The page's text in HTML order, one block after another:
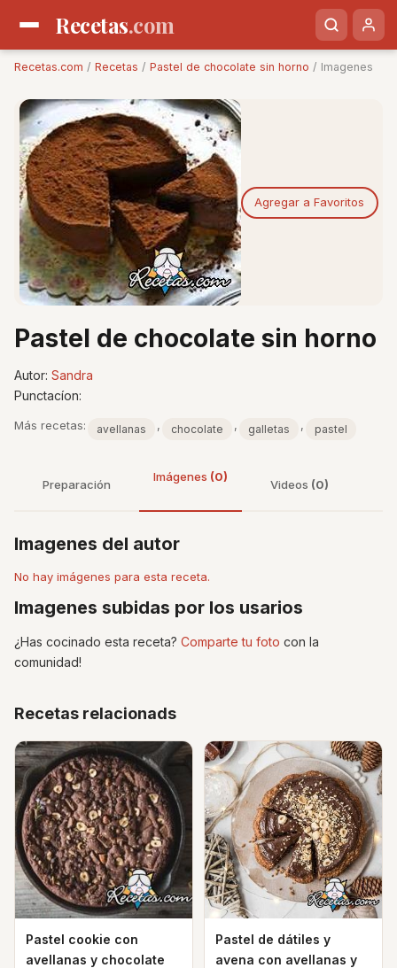
Recetas.com
Recetas.com / Recetas / Pastel de chocolate sin horno / Imagenes
Agregar a Favoritos
Pastel de chocolate sin horno
Autor: Sandra
Punctacíon:
Más recetas: avellanas , chocolate , galletas , pastel
Preparación
Imágenes (0)
Videos (0)
Imagenes del autor
No hay imágenes para esta receta.
Imagenes subidas por los usarios
¿Has cocinado esta receta? Comparte tu foto con la
comunidad!
Recetas relacionads
Pastel cookie con
avellanas y chocolate
Pastel de dátiles y
avena con avellanas y